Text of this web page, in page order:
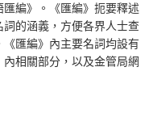
編》。《匯編》扼要釋述
的涵義，方便各界人士查
匯編》內主要名詞均設有
相關部分，以及金管局網